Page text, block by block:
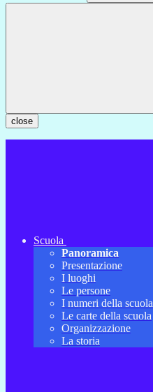
close
Scuola
Panoramica
Presentazione
I luoghi
Le persone
I numeri della scuola
Le carte della scuola
Organizzazione
La storia